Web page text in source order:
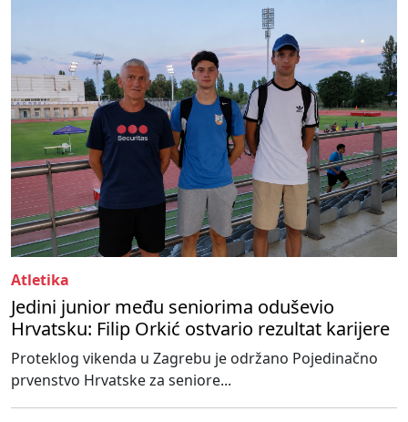
Atletika
Jedini junior među seniorima oduševio
Hrvatsku: Filip Orkić ostvario rezultat karijere
Proteklog vikenda u Zagrebu je održano Pojedinačno
prvenstvo Hrvatske za seniore...